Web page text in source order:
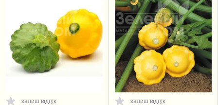
залиш відгук залиш відгук